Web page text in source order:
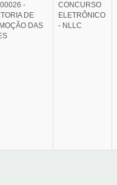
-
DE
DAS
CONCURSO
ELETRÔNICO
- NLLC